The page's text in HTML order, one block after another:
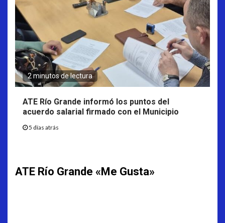
2 minutos de lectura
ATE Río Grande informó los puntos del
acuerdo salarial firmado con el Municipio
5 días atrás
ATE Río Grande «Me Gusta»